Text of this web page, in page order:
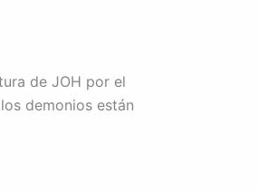
de JOH por el
demonios están